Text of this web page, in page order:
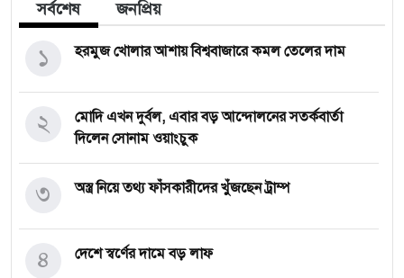
সর্বশেষ জনপ্রিয়
হরমুজ খোলার আশায় বিশ্ববাজারে কমল তেলের দাম
১
মোদি এখন দুর্বল, এবার বড় আন্দোলনের সতর্কবার্তা
দিলেন সোনাম ওয়াংচুক
২
অস্ত্র নিয়ে তথ্য ফাঁসকারীদের খুঁজছেন ট্রাম্প
৩
দেশে স্বর্ণের দামে বড় লাফ
৪